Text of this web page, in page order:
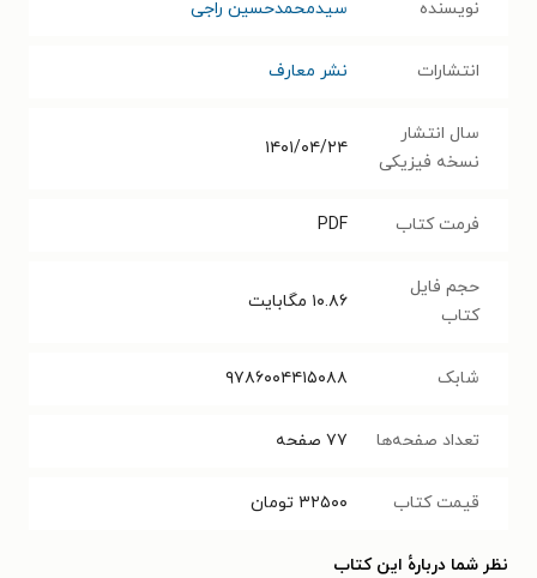
نویسنده سیدمحمدحسین راجی
انتشارات نشر معارف
سال انتشار
نسخه فیزیکی
۱۴۰۱/۰۴/۲۴
فرمت کتاب PDF
حجم فایل
کتاب
۱۰.۸۶ مگابایت
شابک ۹۷۸۶۰۰۴۴۱۵۰۸۸
تعداد صفحه‌ها ۷۷ صفحه
قیمت کتاب ۳۲۵۰۰ تومان
نظر شما دربارهٔ این کتاب